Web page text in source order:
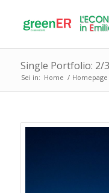
Single Portfolio: 2/
Sei in: Home / Homepage